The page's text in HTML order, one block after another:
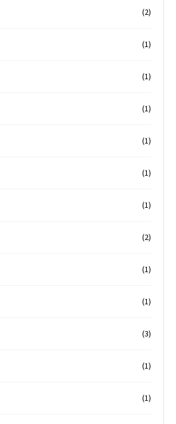
(2)
(1)
(1)
(1)
(1)
(1)
(1)
(2)
(1)
(1)
(3)
(1)
(1)